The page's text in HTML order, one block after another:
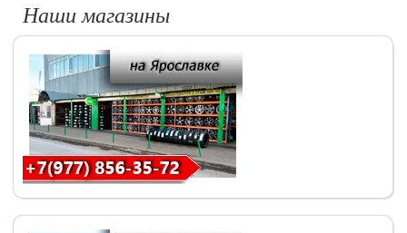
Наши магазины